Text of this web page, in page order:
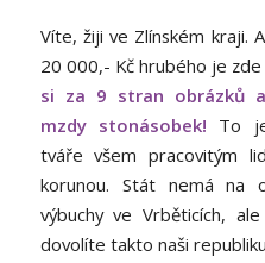
Víte, žiji ve Zlínském kraji.
20 000,- Kč hrubého je
si za 9 stran obrázků
mzdy stonásobek! To
tváře všem pracovitým
korunou. Stát nemá na
výbuchy ve Vrběticích,
dovolíte takto naši